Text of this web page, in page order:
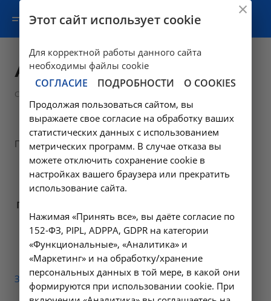
Авторизация
Статьи
Пожалуйста, авторизуйтесь:
Логин:
Пароль:
Запомнить меня на этом компьютере
Забыли свой пароль?
Этот сайт использует cookie
Для корректной работы данного сайта
необходимы файлы cookie
СОГЛАСИЕ ПОДРОБНОСТИ О COOKIES
Продолжая пользоваться сайтом, вы
выражаете свое согласие на обработку ваших
статистических данных с использованием
метрических программ. В случае отказа вы
можете отключить сохранение cookie в
настройках вашего браузера или прекратить
использование сайта.
Нажимая «Принять все», вы даёте согласие по
152-ФЗ, PIPL, ADPPA, GDPR на категории
«Функциональные», «Аналитика» и
«Маркетинг» и на обработку/хранение
персональных данных в той мере, в какой они
формируются при использовании cookie. При